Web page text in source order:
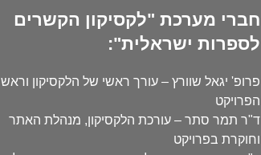
חברי מערכת "לקסיקון הקשרים
לספרות ישראלית":
פרופ' יגאל שוורץ – עורך ראשי של הלקסיקון וראש
הפרויקט
ד"ר תמר סתר – עורכת הלקסיקון, מנהלת האתר
וחוקרת בפרויקט